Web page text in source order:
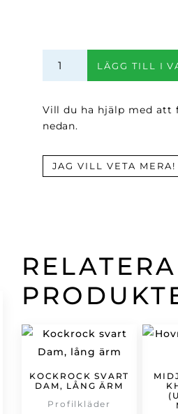
förkläde
läderdetaljer
mängd
LÄGG TILL I
Vill du ha hjälp med att
nedan.
JAG VILL VETA MERA!
KOCKROCK SVART
DAM, LÅNG ÄRM
Profilkläder